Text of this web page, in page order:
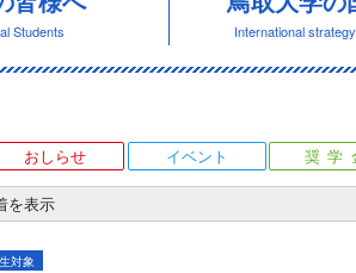
Students International
おしらせ イベント 奨学
を表示
対象